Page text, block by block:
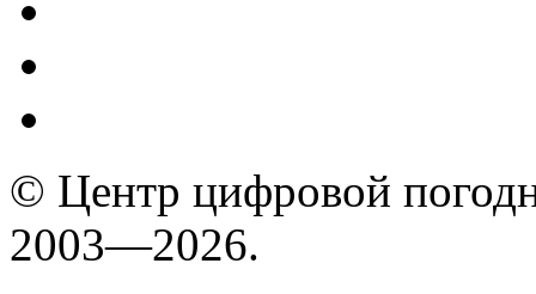
© Центр цифровой
2003—2026.